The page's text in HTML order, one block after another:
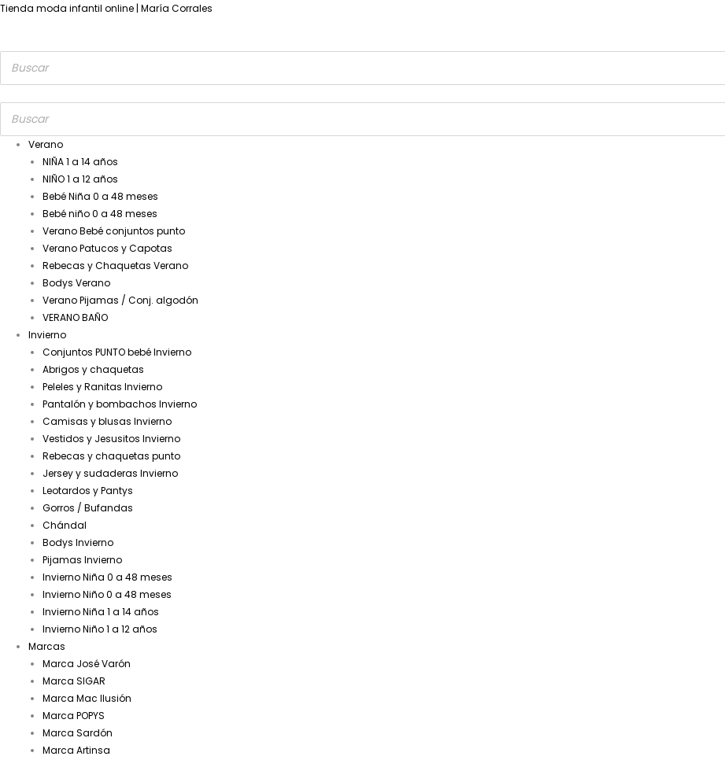
Tienda moda infantil online | María Corrales
Verano
NIÑA 1 a 14 años
NIÑO 1 a 12 años
Bebé Niña 0 a 48 meses
Bebé niño 0 a 48 meses
Verano Bebé conjuntos punto
Verano Patucos y Capotas
Rebecas y Chaquetas Verano
Bodys Verano
Verano Pijamas / Conj. algodón
VERANO BAÑO
Invierno
Conjuntos PUNTO bebé Invierno
Abrigos y chaquetas
Peleles y Ranitas Invierno
Pantalón y bombachos Invierno
Camisas y blusas Invierno
Vestidos y Jesusitos Invierno
Rebecas y chaquetas punto
Jersey y sudaderas Invierno
Leotardos y Pantys
Gorros / Bufandas
Chándal
Bodys Invierno
Pijamas Invierno
Invierno Niña 0 a 48 meses
Invierno Niño 0 a 48 meses
Invierno Niña 1 a 14 años
Invierno Niño 1 a 12 años
Marcas
Marca José Varón
Marca SIGAR
Marca Mac Ilusión
Marca POPYS
Marca Sardón
Marca Artinsa